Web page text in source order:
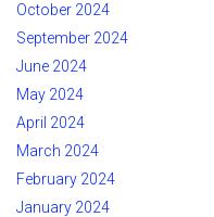
October 2024
September 2024
June 2024
May 2024
April 2024
March 2024
February 2024
January 2024